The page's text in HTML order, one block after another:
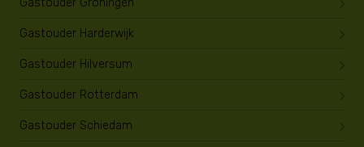
Gastouder Groningen
Gastouder Harderwijk
Gastouder Hilversum
Gastouder Rotterdam
Gastouder Schiedam